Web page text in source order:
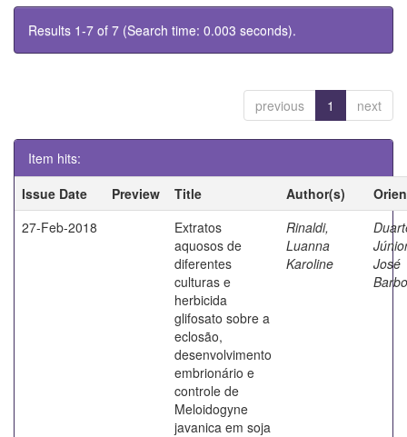
Results 1-7 of 7 (Search time: 0.003 seconds).
previous 1 next
Item hits:
Issue Date
Preview Title Author(s)
27-Feb-2018
Extratos
aquosos de
diferentes
culturas e
herbicida
glifosato sobre a
eclosão,
desenvolvimento
embrionário e
controle de
Meloidogyne
javanica em soja
Rinaldi,
Luanna
Karoline
José